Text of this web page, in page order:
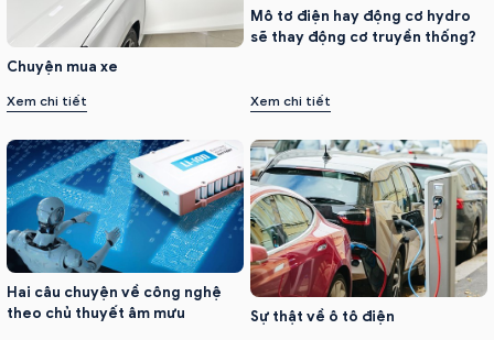
Chuyện mua xe
Xem chi tiết
Mô tơ điện hay động cơ hydro
sẽ thay động cơ truyền thống?
Xem chi tiết
Hai câu chuyện về công nghệ
theo chủ thuyết âm mưu
Sự thật về ô tô điện